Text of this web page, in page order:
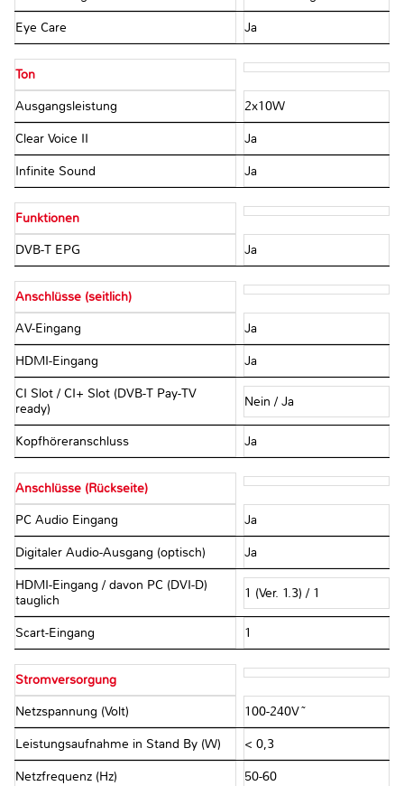
Eye Care Ja
Ton
Ausgangsleistung 2x10W
Clear Voice II Ja
Infinite Sound Ja
Funktionen
DVB-T EPG Ja
Anschlüsse (seitlich)
AV-Eingang Ja
HDMI-Eingang Ja
CI Slot / CI+ Slot (DVB-T Pay-TV
ready)
Nein / Ja
Kopfhöreranschluss Ja
Anschlüsse (Rückseite)
PC Audio Eingang Ja
Digitaler Audio-Ausgang (optisch) Ja
HDMI-Eingang / davon PC (DVI-D)
tauglich
1 (Ver. 1.3) / 1
Scart-Eingang 1
Stromversorgung
Netzspannung (Volt) 100-240V~
Leistungsaufnahme in Stand By (W) < 0,3
Netzfrequenz (Hz) 50-60